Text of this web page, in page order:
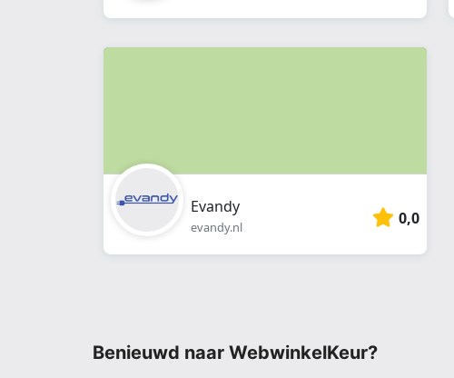
Evandy
evandy.nl 0,0
Benieuwd naar WebwinkelKeur?